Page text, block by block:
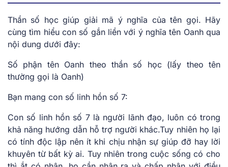
Thần số học giúp giải mã ý nghĩa của tên gọi. Hãy
cùng tìm hiểu con số gắn liền với ý nghĩa tên Oanh qua
nội dung dưới đây:
Số phận tên Oanh theo thần số học (lấy theo tên
thường gọi là Oanh)
Bạn mang con số linh hồn số 7:
Con số linh hồn số 7 là người lãnh đạo, luôn có trong
khả năng hướng dẫn hỗ trợ người khác.Tuy nhiên họ lại
có tính độc lập nên ít khi chịu nhận sự giúp đỡ hay lời
khuyên từ bất kỳ ai. Tuy nhiên trong cuộc sống có cho